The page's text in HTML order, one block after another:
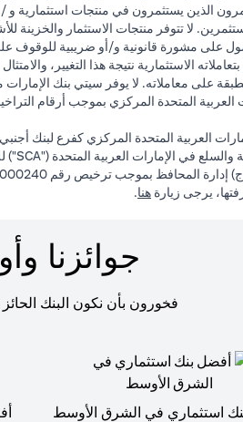
الذين يستثمرون في منتجات استثمارية
لا تتوفر منتجات الاستثمار
على مشورة قانونية و/أو ضريبية للوقوف على
الاستثمارية نتيجة هذا التغيير،
على معاملاته. لا يوفر سيتي بنك الإمارات
العربية المتحدة المركزي كفرع لبنك
يرجى زيارة هنا.
جوائزنا
فخورون بأن نكون البنك
استثماري في الشرق الأوسط